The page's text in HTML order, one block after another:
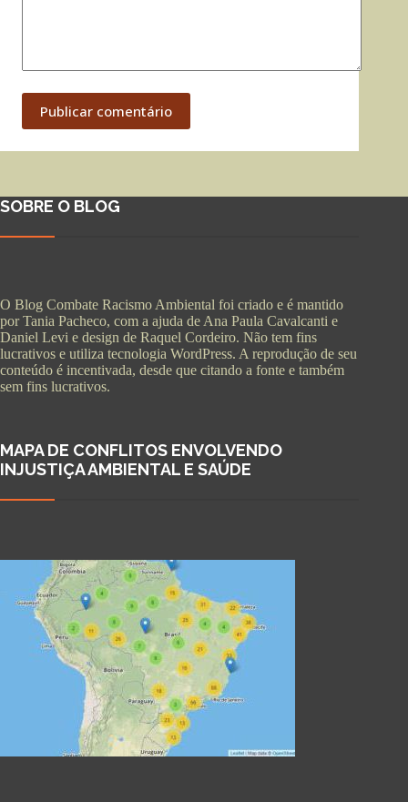
Publicar comentário
SOBRE O BLOG
O Blog Combate Racismo Ambiental foi criado e é mantido
por Tania Pacheco, com a ajuda de Ana Paula Cavalcanti e
Daniel Levi e design de Raquel Cordeiro. Não tem fins
lucrativos e utiliza tecnologia WordPress. A reprodução de seu
conteúdo é incentivada, desde que citando a fonte e também
sem fins lucrativos.
MAPA DE CONFLITOS ENVOLVENDO
INJUSTIÇA AMBIENTAL E SAÚDE